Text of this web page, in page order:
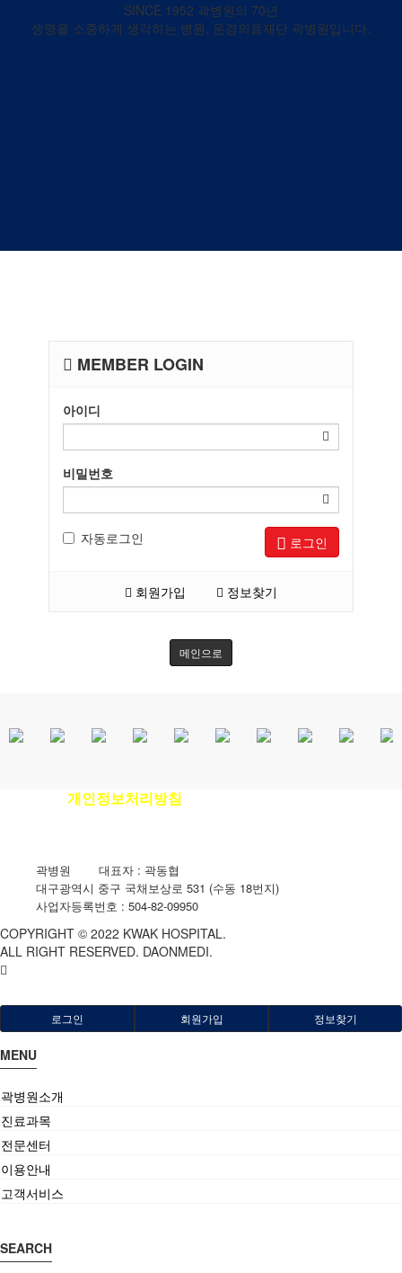
SINCE 1952 곽병원의 70년
생명을 소중하게 생각하는 병원, 운경의료재단 곽병원입니다.
MEMBER LOGIN
아이디
비밀번호
자동로그인 로그인
회원가입 정보찾기
메인으로
개인정보처리방침
곽병원 대표자 : 곽동협
대구광역시 중구 국채보상로 531 (수동 18번지)
사업자등록번호 : 504-82-09950
COPYRIGHT © 2022 KWAK HOSPITAL.
ALL RIGHT RESERVED. DAONMEDI.
로그인 회원가입 정보찾기
MENU
곽병원소개
진료과목
전문센터
이용안내
고객서비스
SEARCH